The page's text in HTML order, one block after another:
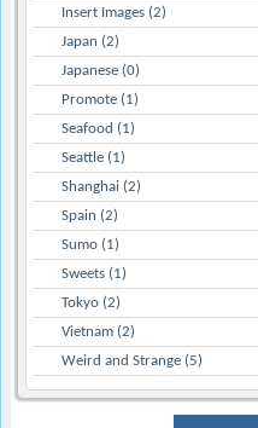
Insert Images (2)
Japan (2)
Japanese (0)
Promote (1)
Seafood (1)
Seattle (1)
Shanghai (2)
Spain (2)
Sumo (1)
Sweets (1)
Tokyo (2)
Vietnam (2)
Weird and Strange (5)